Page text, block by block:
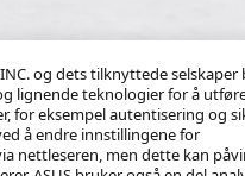
INC. og dets tilknyttede
lignende teknologier for å
for eksempel autentisering og
å endre innstillingene for
nettleseren, men dette kan